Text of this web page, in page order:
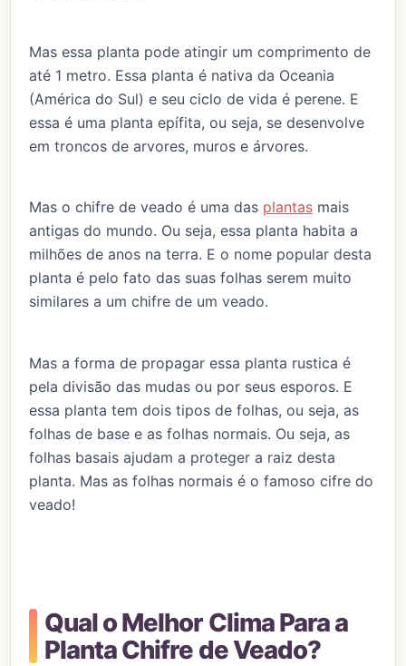
Mas essa planta pode atingir um comprimento de
até 1 metro. Essa planta é nativa da Oceania
(América do Sul) e seu ciclo de vida é perene. E
essa é uma planta epífita, ou seja, se desenvolve
em troncos de arvores, muros e árvores.
Mas o chifre de veado é uma das plantas mais
antigas do mundo. Ou seja, essa planta habita a
milhões de anos na terra. E o nome popular desta
planta é pelo fato das suas folhas serem muito
similares a um chifre de um veado.
Mas a forma de propagar essa planta rustica é
pela divisão das mudas ou por seus esporos. E
essa planta tem dois tipos de folhas, ou seja, as
folhas de base e as folhas normais. Ou seja, as
folhas basais ajudam a proteger a raiz desta
planta. Mas as folhas normais é o famoso cifre do
veado!
Qual o Melhor Clima Para a
Planta Chifre de Veado?